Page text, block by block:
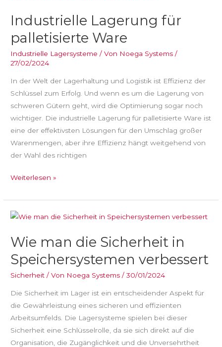
Industrielle Lagerung für
palletisierte Ware
Industrielle Lagersysteme / Von Noega Systems/
27/02/2024
In der Welt der Lagerhaltung und Logistik ist Effizienz der
Schlüssel zum Erfolg. Und wenn es um die Lagerung von
schweren Gütern geht, wird die Optimierung sogar noch
wichtiger. Die industrielle Lagerung für palletisierte Ware ist
eine der effektivsten Lösungen für den Umschlag großer
Warenmengen, aber ihre Effizienz hängt weitgehend von
der Wahl des richtigen
palletisierte
Weiterlesen »
Wie man die Sicherheit in
Speichersystemen verbessert
Sicherheit / Von Noega Systems/30/01/2024
Die Sicherheit im Lager ist ein entscheidender Aspekt für
die Gewährleistung eines sicheren und effizienten
Arbeitsumfelds. Die Lagersysteme spielen bei dieser
Sicherheit eine Schlüsselrolle, da sie sich direkt auf die
Organisation, die Zugänglichkeit und die Unversehrtheit
Wie
die
Sicherheit
in
Speichersystemen
verbessert